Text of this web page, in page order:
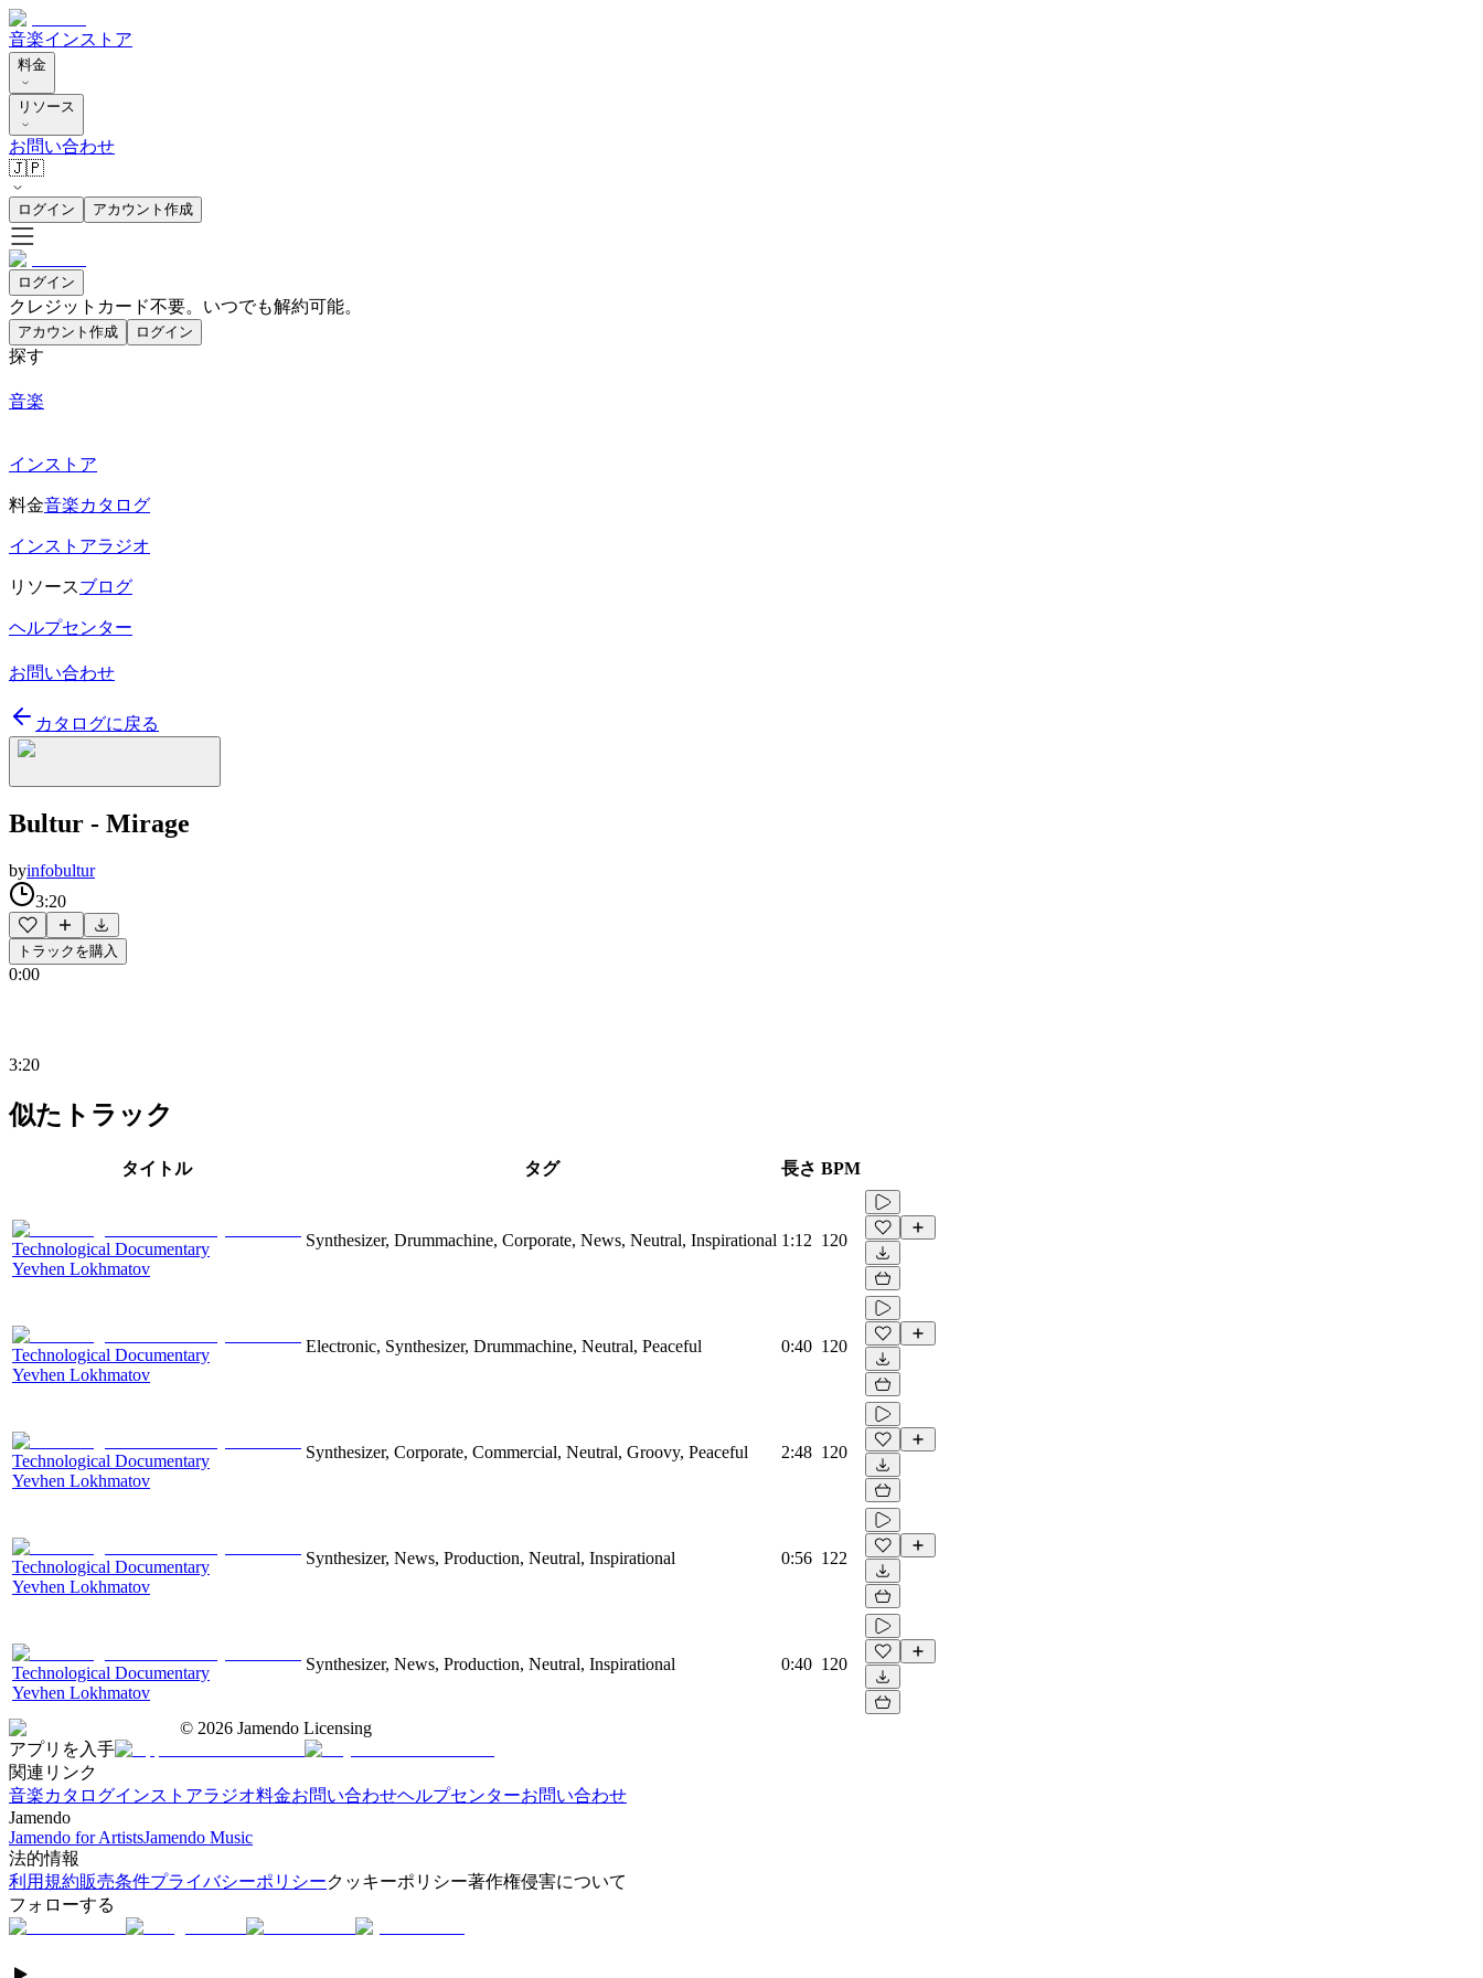
音楽インストア
料金
リソース
お問い合わせ
🇯🇵
ログイン アカウント作成
ログイン
クレジットカード不要。いつでも解約可能。
アカウント作成 ログイン
探す
音楽
インストア
料金音楽カタログ
インストアラジオ
リソースブログ
ヘルプセンター
お問い合わせ
カタログに戻る
Bultur - Mirage
byinfobultur
3:20
トラックを購入
0:00
3:20
似たトラック
タイトル タグ 長さ BPM
Technological Documentary
Yevhen Lokhmatov
Synthesizer, Drummachine, Corporate, News, Neutral, Inspirational 1:12 120
Technological Documentary
Yevhen Lokhmatov
Electronic, Synthesizer, Drummachine, Neutral, Peaceful 0:40 120
Technological Documentary
Yevhen Lokhmatov
Synthesizer, Corporate, Commercial, Neutral, Groovy, Peaceful 2:48 120
Technological Documentary
Yevhen Lokhmatov
Synthesizer, News, Production, Neutral, Inspirational 0:56 122
Technological Documentary
Yevhen Lokhmatov
Synthesizer, News, Production, Neutral, Inspirational 0:40 120
© 2026 Jamendo Licensing
アプリを入手
関連リンク
音楽カタログインストアラジオ料金お問い合わせヘルプセンターお問い合わせ
Jamendo
Jamendo for ArtistsJamendo Music
法的情報
利用規約販売条件プライバシーポリシークッキーポリシー著作権侵害について
フォローする